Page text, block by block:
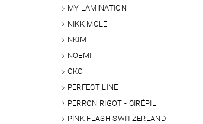
MY LAMINATION
NIKK MOLE
NKIM
NOEMI
OKO
PERFECT LINE
PERRON RIGOT - CIRÉPIL
PINK FLASH SWITZERLAND